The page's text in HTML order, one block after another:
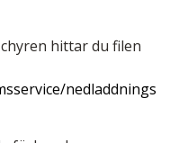
hittar du filen